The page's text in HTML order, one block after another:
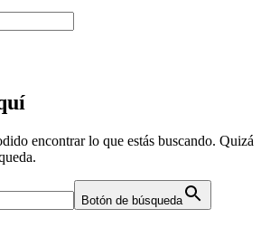
encontrar lo que estás buscando. Quizá
Botón de búsqueda